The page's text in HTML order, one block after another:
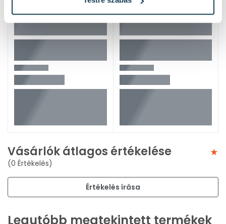
Vásárlók átlagos értékelése
(0 Értékelés)
Értékelés írása
Legutóbb megtekintett termékek